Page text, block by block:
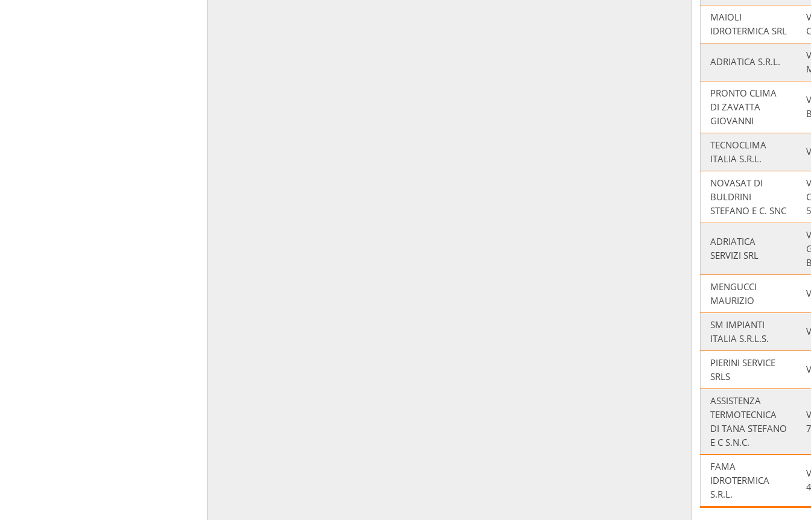
MAIOLI
IDROTERMICA SRL
ADRIATICA S.R.L.
PRONTO CLIMA
DI ZAVATTA
GIOVANNI
TECNOCLIMA
ITALIA S.R.L.
NOVASAT DI
BULDRINI
STEFANO E C. SNC
ADRIATICA
SERVIZI SRL
MENGUCCI
MAURIZIO
SM IMPIANTI
ITALIA S.R.L.S.
PIERINI SERVICE
SRLS
ASSISTENZA
TERMOTECNICA
DI TANA STEFANO
E C S.N.C.
FAMA
IDROTERMICA
S.R.L.